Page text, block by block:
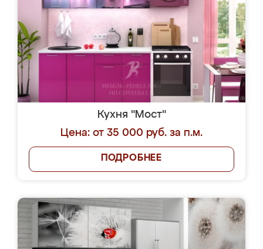
Кухня "Мост"
Цена: от 35 000 руб. за п.м.
ПОДРОБНЕЕ